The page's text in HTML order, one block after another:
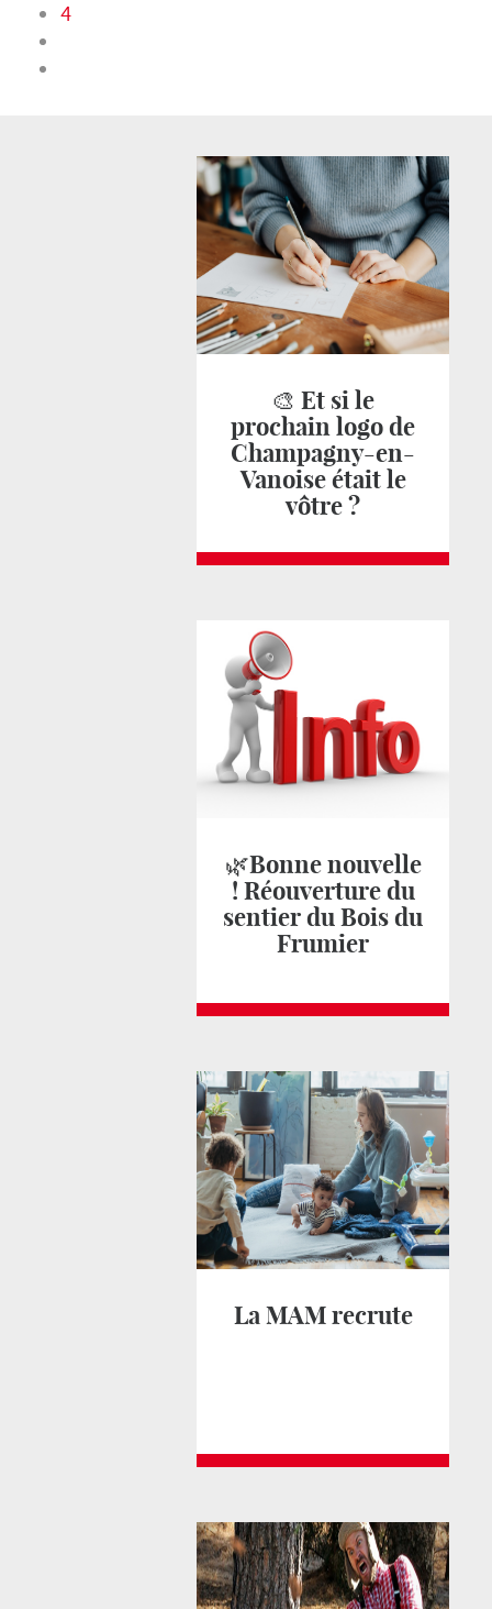
4
🎨 Et si le
prochain logo de
Champagny-en-
Vanoise était le
vôtre ?
🌿Bonne nouvelle
! Réouverture du
sentier du Bois du
Frumier
La MAM recrute